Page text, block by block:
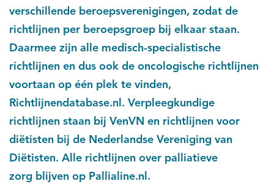
verschillende beroepsverenigingen, zodat de
richtlijnen per beroepsgroep bij elkaar staan.
Daarmee zijn alle medisch-specialistische
richtlijnen en dus ook de oncologische richtlijnen
voortaan op één plek te vinden,
Richtlijnendatabase.nl. Verpleegkundige
richtlijnen staan bij VenVN en richtlijnen voor
diëtisten bij de Nederlandse Vereniging van
Diëtisten. Alle richtlijnen over palliatieve
zorg blijven op Pallialine.nl.